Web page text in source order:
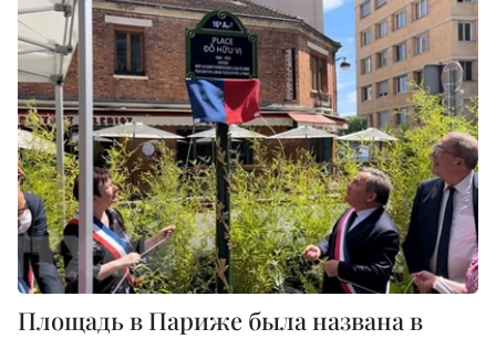
Площадь в Париже была названа в